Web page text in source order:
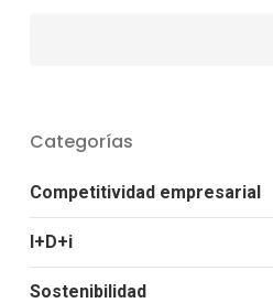
Categorías
Competitividad empresarial
I+D+i
Sostenibilidad